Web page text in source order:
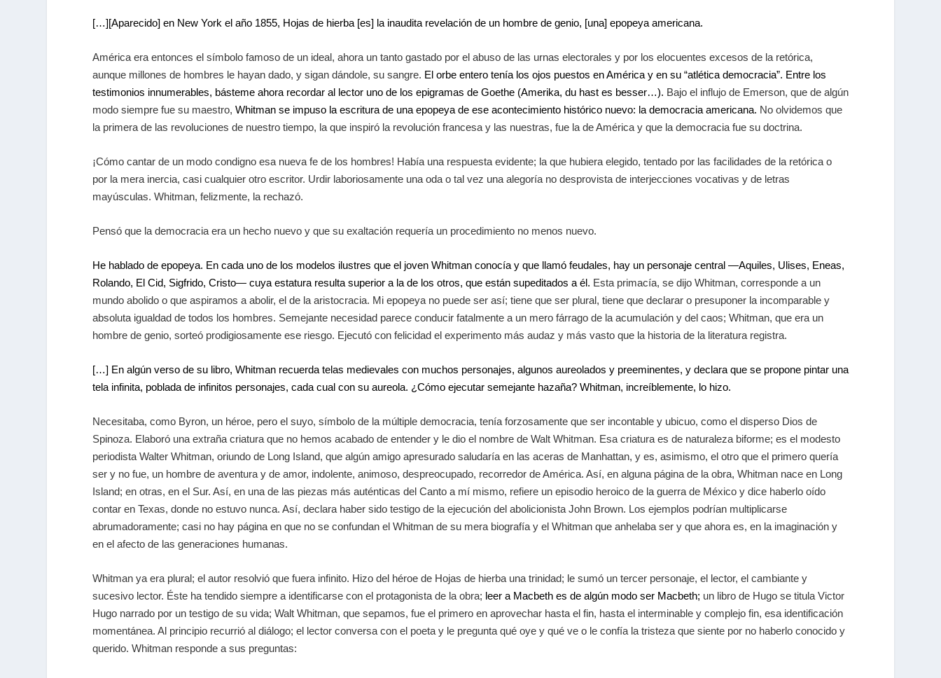
[…][Aparecido] en New York el año 1855, Hojas de hierba [es] la inaudita revelación de un hombre de genio, [una] epopeya americana.
América era entonces el símbolo famoso de un ideal, ahora un tanto gastado por el abuso de las urnas electorales y por los elocuentes excesos de la retórica,
aunque millones de hombres le hayan dado, y sigan dándole, su sangre. El orbe entero tenía los ojos puestos en América y en su “atlética democracia”. Entre los
testimonios innumerables, básteme ahora recordar al lector uno de los epigramas de Goethe (Amerika, du hast es besser…). Bajo el influjo de Emerson, que de algún
modo siempre fue su maestro, Whitman se impuso la escritura de una epopeya de ese acontecimiento histórico nuevo: la democracia americana. No olvidemos que
la primera de las revoluciones de nuestro tiempo, la que inspiró la revolución francesa y las nuestras, fue la de América y que la democracia fue su doctrina.
¡Cómo cantar de un modo condigno esa nueva fe de los hombres! Había una respuesta evidente; la que hubiera elegido, tentado por las facilidades de la retórica o
por la mera inercia, casi cualquier otro escritor. Urdir laboriosamente una oda o tal vez una alegoría no desprovista de interjecciones vocativas y de letras
mayúsculas. Whitman, felizmente, la rechazó.
Pensó que la democracia era un hecho nuevo y que su exaltación requería un procedimiento no menos nuevo.
He hablado de epopeya. En cada uno de los modelos ilustres que el joven Whitman conocía y que llamó feudales, hay un personaje central —Aquiles, Ulises, Eneas,
Rolando, El Cid, Sigfrido, Cristo— cuya estatura resulta superior a la de los otros, que están supeditados a él. Esta primacía, se dijo Whitman, corresponde a un
mundo abolido o que aspiramos a abolir, el de la aristocracia. Mi epopeya no puede ser así; tiene que ser plural, tiene que declarar o presuponer la incomparable y
absoluta igualdad de todos los hombres. Semejante necesidad parece conducir fatalmente a un mero fárrago de la acumulación y del caos; Whitman, que era un
hombre de genio, sorteó prodigiosamente ese riesgo. Ejecutó con felicidad el experimento más audaz y más vasto que la historia de la literatura registra.
[…] En algún verso de su libro, Whitman recuerda telas medievales con muchos personajes, algunos aureolados y preeminentes, y declara que se propone pintar una
tela infinita, poblada de infinitos personajes, cada cual con su aureola. ¿Cómo ejecutar semejante hazaña? Whitman, increíblemente, lo hizo.
Necesitaba, como Byron, un héroe, pero el suyo, símbolo de la múltiple democracia, tenía forzosamente que ser incontable y ubicuo, como el disperso Dios de
Spinoza. Elaboró una extraña criatura que no hemos acabado de entender y le dio el nombre de Walt Whitman. Esa criatura es de naturaleza biforme; es el modesto
periodista Walter Whitman, oriundo de Long Island, que algún amigo apresurado saludaría en las aceras de Manhattan, y es, asimismo, el otro que el primero quería
ser y no fue, un hombre de aventura y de amor, indolente, animoso, despreocupado, recorredor de América. Así, en alguna página de la obra, Whitman nace en Long
Island; en otras, en el Sur. Así, en una de las piezas más auténticas del Canto a mí mismo, refiere un episodio heroico de la guerra de México y dice haberlo oído
contar en Texas, donde no estuvo nunca. Así, declara haber sido testigo de la ejecución del abolicionista John Brown. Los ejemplos podrían multiplicarse
abrumadoramente; casi no hay página en que no se confundan el Whitman de su mera biografía y el Whitman que anhelaba ser y que ahora es, en la imaginación y
en el afecto de las generaciones humanas.
Whitman ya era plural; el autor resolvió que fuera infinito. Hizo del héroe de Hojas de hierba una trinidad; le sumó un tercer personaje, el lector, el cambiante y
sucesivo lector. Éste ha tendido siempre a identificarse con el protagonista de la obra; leer a Macbeth es de algún modo ser Macbeth; un libro de Hugo se titula Victor
Hugo narrado por un testigo de su vida; Walt Whitman, que sepamos, fue el primero en aprovechar hasta el fin, hasta el interminable y complejo fin, esa identificación
momentánea. Al principio recurrió al diálogo; el lector conversa con el poeta y le pregunta qué oye y qué ve o le confía la tristeza que siente por no haberlo conocido y
querido. Whitman responde a sus preguntas: